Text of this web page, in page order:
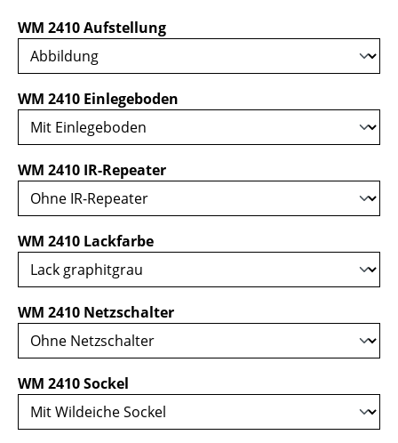
WM 2410 Aufstellungauswählen
WM 2410 Einlegeboden
WM 2410 IR-Repeaterauswählen
WM 2410 Lackfarbeauswählen
WM 2410 Netzschalterauswählen
WM 2410 Sockel